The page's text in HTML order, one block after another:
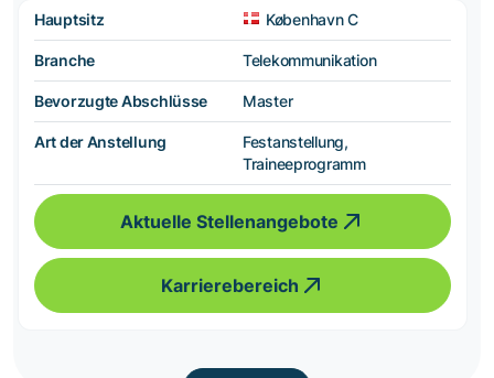
Hauptsitz København C
Branche Telekommunikation
Bevorzugte Abschlüsse Master
Art der Anstellung
Festanstellung,
Traineeprogramm
Aktuelle Stellenangebote
Karrierebereich